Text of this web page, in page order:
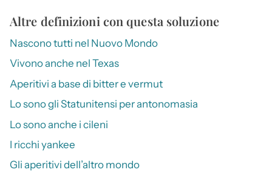
Altre definizioni con questa soluzione
Nascono tutti nel Nuovo Mondo
Vivono anche nel Texas
Aperitivi a base di bitter e vermut
Lo sono gli Statunitensi per antonomasia
Lo sono anche i cileni
I ricchi yankee
Gli aperitivi dell’altro mondo